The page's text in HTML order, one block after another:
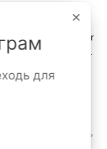
спрей pjur
Strong Spray 20
в шкіру
для
×